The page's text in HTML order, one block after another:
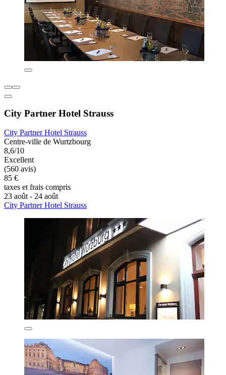
City Partner Hotel Strauss
City Partner Hotel Strauss
Centre-ville de Wurtzbourg
8,6/10
Excellent
(560 avis)
85 €
taxes et frais compris
23 août - 24 août
City Partner Hotel Strauss